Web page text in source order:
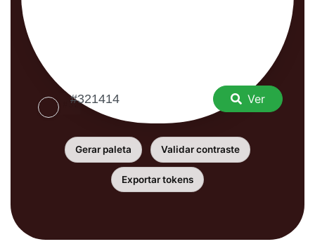
Ver
Gerar paleta Validar contraste
Exportar tokens